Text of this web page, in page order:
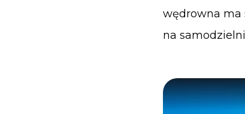
wędrowna ma
na